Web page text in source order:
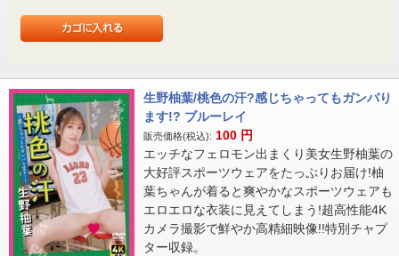
生野柚葉/桃色の汗?感じちゃってもガンバり
ます!? ブルーレイ
販売価格(税込): 100 円
エッチなフェロモン出まくり美女生野柚葉の
大好評スポーツウェアをたっぷりお届け!柚
葉ちゃんが着ると爽やかなスポーツウェアも
エロエロな衣装に見えてしまう!超高性能4K
カメラ撮影で鮮やか高精細映像!!特別チャプ
ター収録。